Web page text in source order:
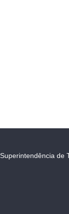
Superintendência de